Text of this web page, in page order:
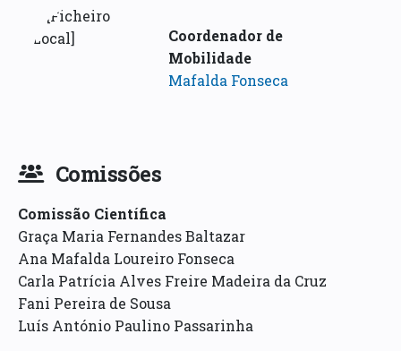
Coordenador de
Mobilidade
Mafalda Fonseca
Comissões
Comissão Científica
Graça Maria Fernandes Baltazar
Ana Mafalda Loureiro Fonseca
Carla Patrícia Alves Freire Madeira da Cruz
Fani Pereira de Sousa
Luís António Paulino Passarinha